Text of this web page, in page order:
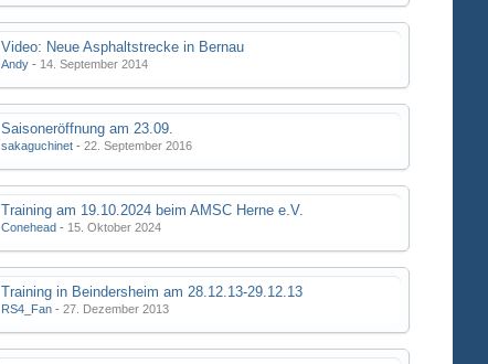
Video: Neue Asphaltstrecke in Bernau
Andy- 14. September 2014
Saisoneröffnung am 23.09.
sakaguchinet- 22. September 2016
Training am 19.10.2024 beim AMSC Herne e.V.
Conehead- 15. Oktober 2024
Training in Beindersheim am 28.12.13-29.12.13
RS4_Fan- 27. Dezember 2013